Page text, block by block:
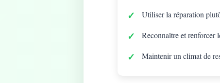
Utiliser la réparation
Reconnaître et renforcer
Maintenir un climat de